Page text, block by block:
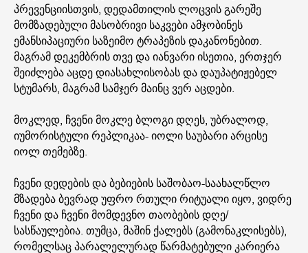
პრევენციისთვის, დედამთილის ლოცვის გარეშე
მომზადებული მასობრივი საკვები ამჯობინეს
ემანსიპაციური საზეიმო ტრაპეზის დაკანონებით.
მაგრამ დეკემბრის თვე და იანვარი ისეთია, ერთჯერ
შეიძლება აცდე დიასახლისობას და დაუპატიჟებელ
სტუმარს, მაგრამ სამჯერ მაინც ვერ აცდები.
მოკლედ, ჩვენი მოკლე ბლოგი დღეს, უბრალოდ,
იუმორისტული რეპლიკაა- იოლი საუბარი არცისე
იოლ თემებზე.
ჩვენი დედების და ბებიების საშობაო-საახალწლო
მზადება ბევრად უფრო რთული რიტუალი იყო, ვიდრე
ჩვენი და ჩვენი მომდევნო თაობების დღე/
სასწაულებია. თუმცა, მაშინ ქალებს (გამონაკლისებს),
რომელსაც პარალელურად წარმატებული კარიერა